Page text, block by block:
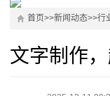
首页>>新闻动态>>行
文字制作